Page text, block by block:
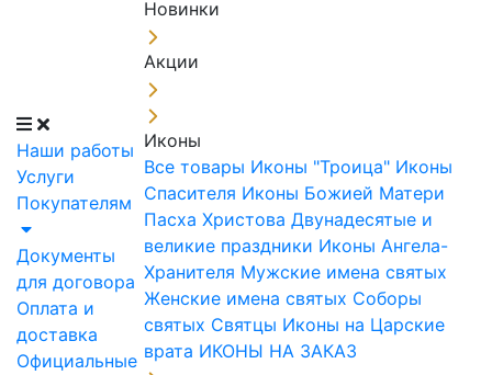
Наши работы
Услуги
Покупателям
Документы
для договора
Оплата и
доставка
Официальные
Новинки
Акции
Иконы
Все товары Иконы "Троица" Иконы
Спасителя Иконы Божией Матери
Пасха Христова Двунадесятые и
великие праздники Иконы Ангела-
Хранителя Мужские имена святых
Женские имена святых Соборы
святых Святцы Иконы на Царские
врата ИКОНЫ НА ЗАКАЗ